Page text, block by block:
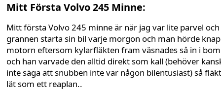
Mitt Första Volvo 245 Minne:
Mitt första Volvo 245 minne är när jag var lite parvel
grannen starta sin bil varje morgon och man hörde
motorn eftersom kylarfläkten fram väsnades så in i
och han varvade den alltid direkt som kall (behöver
inte säga att snubben inte var någon bilentusiast) så
lät som ett reaplan..